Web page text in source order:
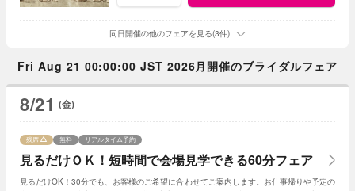
同日開催の他のフェアを見る(3件)
Fri Aug 21 00:00:00 JST 2026月開催のブライダルフェア
8/21 (金)
見るだけＯＫ！短時間で会場見学できる60分フェア
残席 無料 リアルタイム予約
見るだけOK！30分でも、お客様のご希望に合わせてご案内します。お仕事帰りや予定の